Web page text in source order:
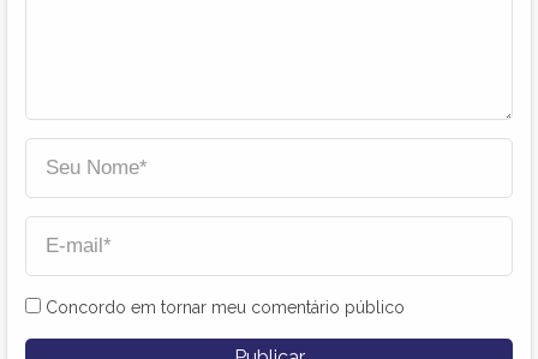
Concordo em tornar meu comentário público